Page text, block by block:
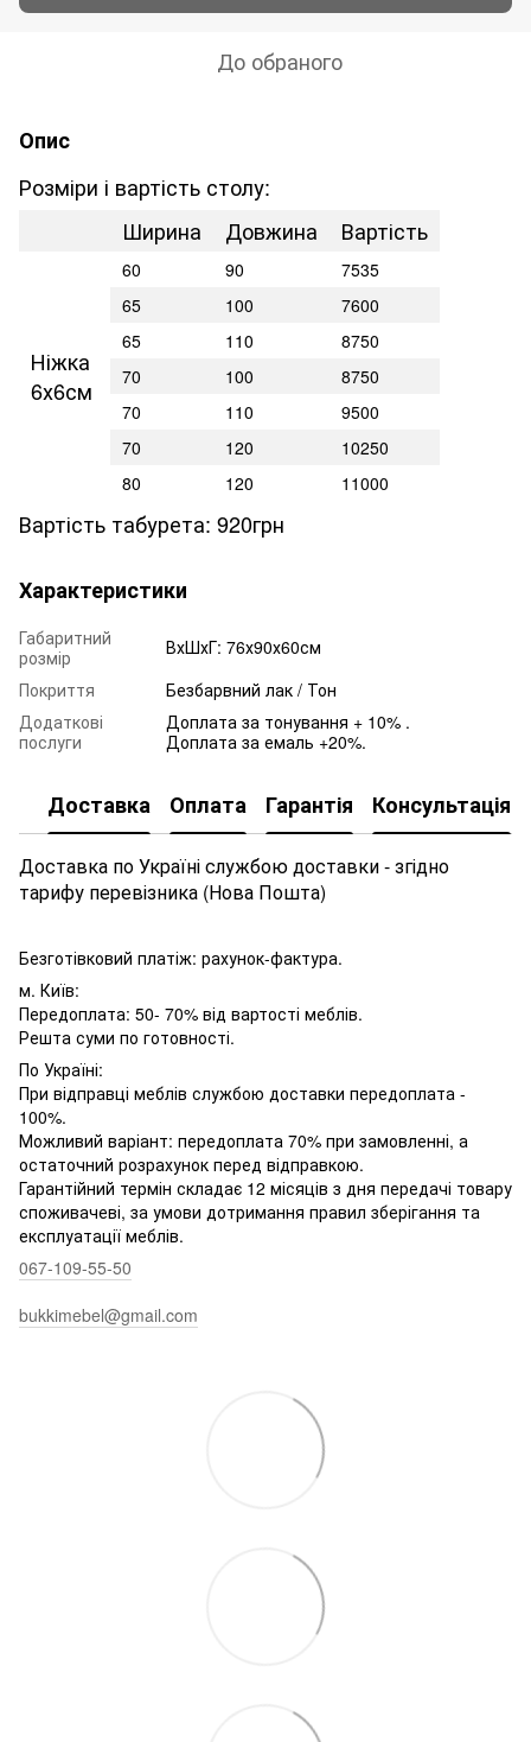
До обраного
Опис
Розміри і вартість столу:
Ширина
Довжина Вартість
Ніжка
6х6см
60 90
7535
65
100
7600
65
110
8750
70
100
8750
70
110
9500
70
120
10250
80
120 11000
Вартість табурета: 920грн
Характеристики
Габаритний
розмір
ВхШхГ: 76х90х60см
Покриття
Безбарвний лак / Тон
Додаткові
послуги
Доплата за тонування + 10% .
Доплата за емаль +20%.
Доставка Оплата Гарантія Консультація
Доставка по Україні службою доставки - згідно
тарифу перевізника (Нова Пошта)
Безготівковий платіж: рахунок-фактура.
м. Київ:
Передоплата: 50- 70% від вартості меблів.
Решта суми по готовності.
По Україні:
При відправці меблів службою доставки передоплата -
100%.
Можливий варіант: передоплата 70% при замовленні, а
остаточний розрахунок перед відправкою.
Гарантійний термін складає 12 місяців з дня передачі товару
споживачеві, за умови дотримання правил зберігання та
експлуатації меблів.
067-109-55-50
bukkimebel@gmail.com